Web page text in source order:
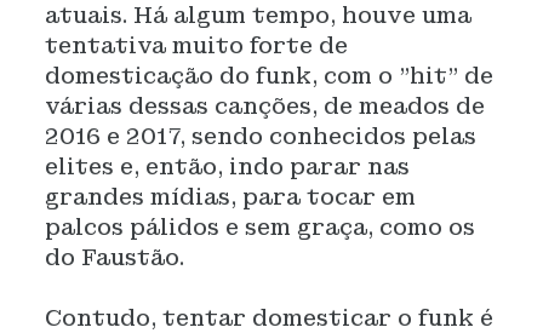
atuais. Há algum tempo, houve uma
tentativa muito forte de
domesticação do funk, com o "hit" de
várias dessas canções, de meados de
2016 e 2017, sendo conhecidos pelas
elites e, então, indo parar nas
grandes mídias, para tocar em
palcos pálidos e sem graça, como os
do Faustão.
Contudo, tentar domesticar o funk é